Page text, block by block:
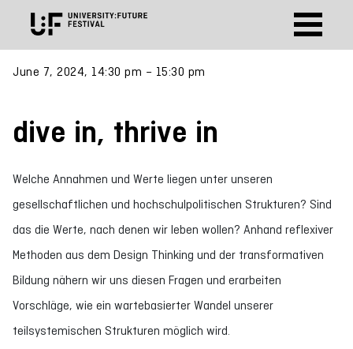
June 7, 2024, 14:30 pm – 15:30 pm
dive in, thrive in
Welche Annahmen und Werte liegen unter unseren
gesellschaftlichen und hochschulpolitischen Strukturen? Sind
das die Werte, nach denen wir leben wollen? Anhand reflexiver
Methoden aus dem Design Thinking und der transformativen
Bildung nähern wir uns diesen Fragen und erarbeiten
Vorschläge, wie ein wartebasierter Wandel unserer
teilsystemischen Strukturen möglich wird.